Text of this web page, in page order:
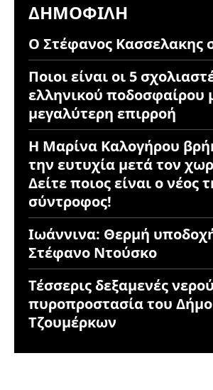
ΔΗΜΟΦΙΛΉ
Ο Στέφανος Κασσελακης
Ποιοι είναι οι 5
ελληνικού ποδοσφαίρου
μεγαλύτερη επιρροή
Η Μαρίνα Καλογήρου
την ευτυχία μετά τον
Δείτε ποιος είναι ο νέος
σύντροφος!
Ιωάννινα: Θερμή
Στέφανο Ντούσκο
Τέσσερις δεξαμενές
πυροπροστασία του
Τζουμέρκων